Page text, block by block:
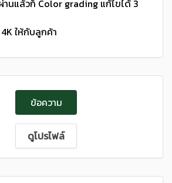
นแล้วก็ Color grading แก้ไขได้ 3
ให้กับลูกค้า
ข้อความ
ดูโปรไฟล์